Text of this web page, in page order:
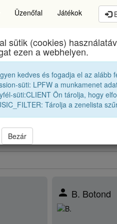
Üzenőfal Játékok
István Elméleti
2021 12B
|2020 12A|2020 12B|2020
12A|2021 12C|
|2022 12A
person B. Botond
sütik (cookies)
ezen a webhelyen.
kedves és fogadja el az alább
süti: LPFW a munkamenet
süti:CLIENT Ön tárolja, hogy
Tárolja a zenelista
Bezár